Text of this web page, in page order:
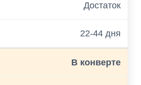
Достаток
22-44 дня
В конверте